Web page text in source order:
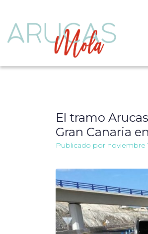
El tramo
Gran Canaria
Publicado por noviembre